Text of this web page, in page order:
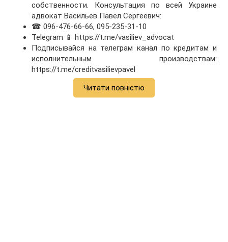
собственности. Консультация по всей Украине
адвокат Васильев Павел Сергеевич:
☎ 096-476-66-66, 095-235-31-10
Telegram 📱 https://t.me/vasiliev_advocat
Подписывайся на телеграм канал по кредитам и
исполнительным производствам:
https://t.me/creditvasilievpavel
Читати повністю